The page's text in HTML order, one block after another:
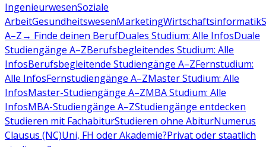
IngenieurwesenSoziale
ArbeitGesundheitswesenMarketingWirtschaftsinformatik
A–Z→ Finde deinen BerufDuales Studium: Alle InfosDuale
Studiengänge A–ZBerufsbegleitendes Studium: Alle
InfosBerufsbegleitende Studiengänge A–ZFernstudium:
Alle InfosFernstudiengänge A–ZMaster Studium: Alle
InfosMaster-Studiengänge A–ZMBA Studium: Alle
InfosMBA-Studiengänge A–ZStudiengänge entdecken
Studieren mit FachabiturStudieren ohne AbiturNumerus
Clausus (NC)Uni, FH oder Akademie?Privat oder staatlich